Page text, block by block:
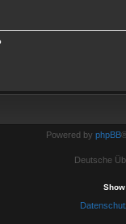
Powered by phpBB
Deutsche